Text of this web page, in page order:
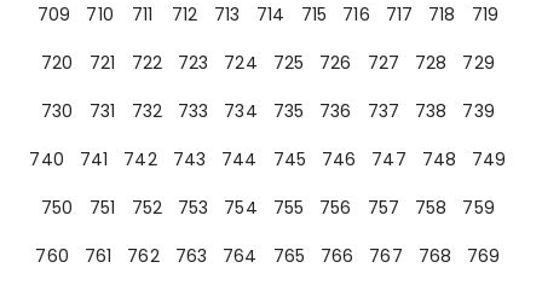
709
710 711 712 713 714 715 716 717 718
719
720
721 722 723 724 725 726 727 728
729
730
731 732 733 734 735 736 737 738
739
740
741 742 743 744 745 746 747 748
749
750
751 752 753 754 755 756 757 758
759
760
761 762 763 764 765 766 767 768
769